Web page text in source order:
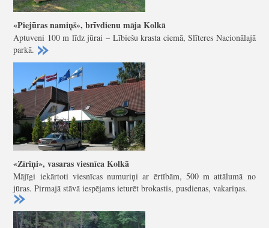
«Piejūras namiņš», brīvdienu māja Kolkā
Aptuveni 100 m līdz jūrai – Lībiešu krasta ciemā, Slīteres Nacionālajā
parkā.
«Zīriņi», vasaras viesnīca Kolkā
Mājīgi iekārtoti viesnīcas numuriņi ar ērtībām, 500 m attālumā no
jūras. Pirmajā stāvā iespējams ieturēt brokastis, pusdienas, vakariņas.